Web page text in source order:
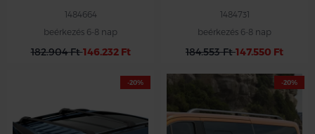
1484664
beérkezés 6-8 nap
182.904 Ft146.232 Ft
1484731
beérkezés 6-8 nap
184.553 Ft147.550 Ft
-20% -20%